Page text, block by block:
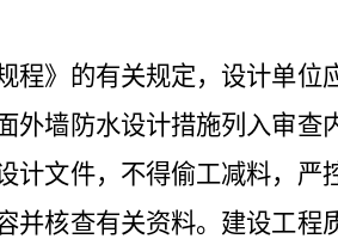
》的有关规定，设计单位
墙防水设计措施列入审查
文件，不得偷工减料，严
并核查有关资料。建设工程